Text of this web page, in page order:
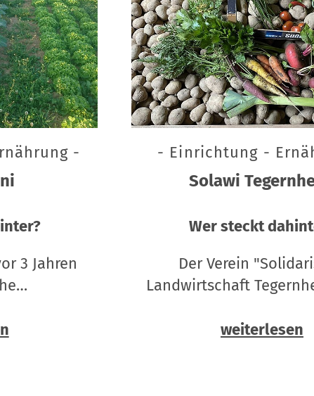
-
3 Jahren
- Einrichtung -
Solawi
Wer steckt
Der Verein
Landwirtschaft
weiterlesen